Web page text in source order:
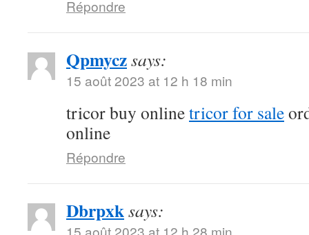
Répondre
Qpmyczsays:
15 août 2023 at 12 h 18 min
tricor buy onlinetricor for sale
online
Répondre
Dbrpxksays:
15 août 2023 at 12 h 28 min